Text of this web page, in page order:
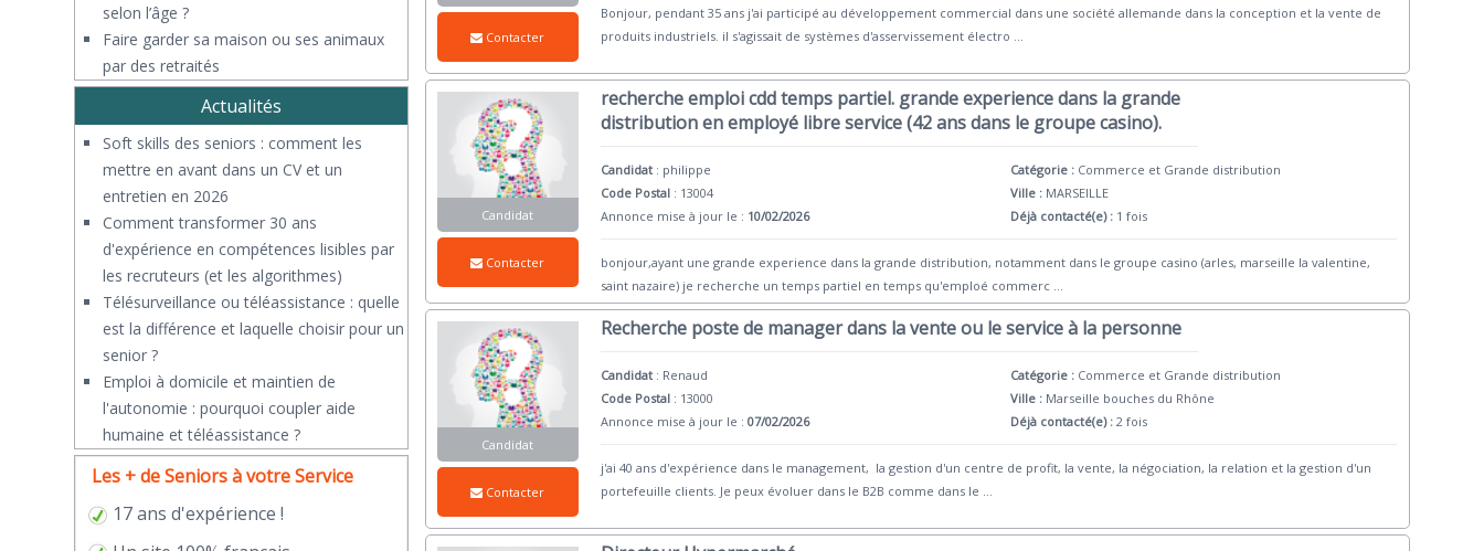
Contacter
Bonjour, pendant 35 ans j'ai participé au développement commercial dans une société allemande dans la conception et la vente de
produits industriels. il s'agissait de systèmes d'asservissement électro ...
Candidat
Contacter
recherche emploi cdd temps partiel. grande experience dans la grande
distribution en employé libre service (42 ans dans le groupe casino).
Candidat : philippe
Code Postal : 13004
Annonce mise à jour le : 10/02/2026
Catégorie : Commerce et Grande distribution
Ville : MARSEILLE
Déjà contacté(e) : 1 fois
bonjour,ayant une grande experience dans la grande distribution, notamment dans le groupe casino (arles, marseille la valentine,
saint nazaire) je recherche un temps partiel en temps qu'emploé commerc ...
Candidat
Contacter
Recherche poste de manager dans la vente ou le service à la personne
Candidat : Renaud
Code Postal : 13000
Annonce mise à jour le :07/02/2026
Catégorie : Commerce et Grande distribution
Ville : Marseille bouches du Rhône
Déjà contacté(e) : 2 fois
j'ai 40 ans d'expérience dans le management, la gestion d'un centre de profit, la vente, la négociation, la relation et la gestion d'un
portefeuille clients. Je peux évoluer dans le B2B comme dans le ...
selon l’âge ?
Faire garder sa maison ou ses animaux
par des retraités
Actualités
Soft skills des seniors : comment les
mettre en avant dans un CV et un
entretien en 2026
Comment transformer 30 ans
d'expérience en compétences lisibles par
les recruteurs (et les algorithmes)
Télésurveillance ou téléassistance : quelle
est la différence et laquelle choisir pour un
senior ?
​Emploi à domicile et maintien de
l'autonomie : pourquoi coupler aide
humaine et téléassistance ?
Les + de Seniors à votre Service
17 ans d'expérience !